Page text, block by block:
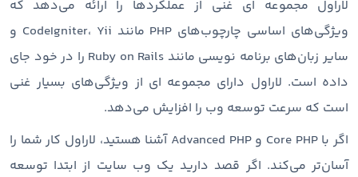
لاراول مجموعه ای غنی از عملکردها را ارائه می‌دهد که
ویژگی‌های اساسی چارچوب‌های PHP مانند CodeIgniter، Yii و
سایر زبان‌های برنامه نویسی مانند Ruby on Rails را در خود جای
داده است. لاراول دارای مجموعه ای از ویژگی‌های بسیار غنی
است که سرعت توسعه وب را افزایش می‌دهد.
اگر با Core PHP و Advanced PHP آشنا هستید، لاراول کار شما را
آسان‌تر می‌کند. اگر قصد دارید یک وب سایت از ابتدا توسعه